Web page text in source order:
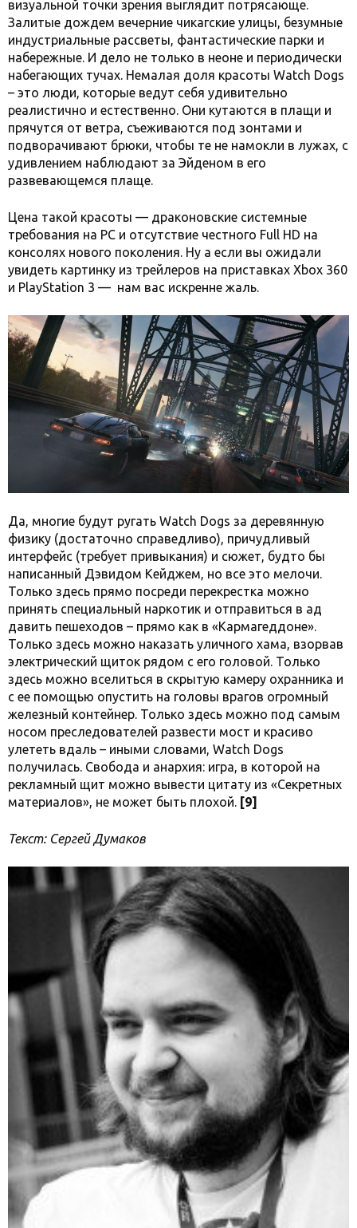
визуальной точки зрения выглядит потрясающе.
Залитые дождем вечерние чикагские улицы, безумные
индустриальные рассветы, фантастические парки и
набережные. И дело не только в неоне и периодически
набегающих тучах. Немалая доля красоты Watch Dogs
– это люди, которые ведут себя удивительно
реалистично и естественно. Они кутаются в плащи и
прячутся от ветра, съеживаются под зонтами и
подворачивают брюки, чтобы те не намокли в лужах, с
удивлением наблюдают за Эйденом в его
развевающемся плаще.
Цена такой красоты — драконовские системные
требования на PC и отсутствие честного Full HD на
консолях нового поколения. Ну а если вы ожидали
увидеть картинку из трейлеров на приставках Xbox 360
и PlayStation 3 — нам вас искренне жаль.
Да, многие будут ругать Watch Dogs за деревянную
физику (достаточно справедливо), причудливый
интерфейс (требует привыкания) и сюжет, будто бы
написанный Дэвидом Кейджем, но все это мелочи.
Только здесь прямо посреди перекрестка можно
принять специальный наркотик и отправиться в ад
давить пешеходов – прямо как в «Кармагеддоне».
Только здесь можно наказать уличного хама, взорвав
электрический щиток рядом с его головой. Только
здесь можно вселиться в скрытую камеру охранника и
с ее помощью опустить на головы врагов огромный
железный контейнер. Только здесь можно под самым
носом преследователей развести мост и красиво
улететь вдаль – иными словами, Watch Dogs
получилась. Свобода и анархия: игра, в которой на
рекламный щит можно вывести цитату из «Секретных
материалов», не может быть плохой. [9]
Текст: Сергей Думаков